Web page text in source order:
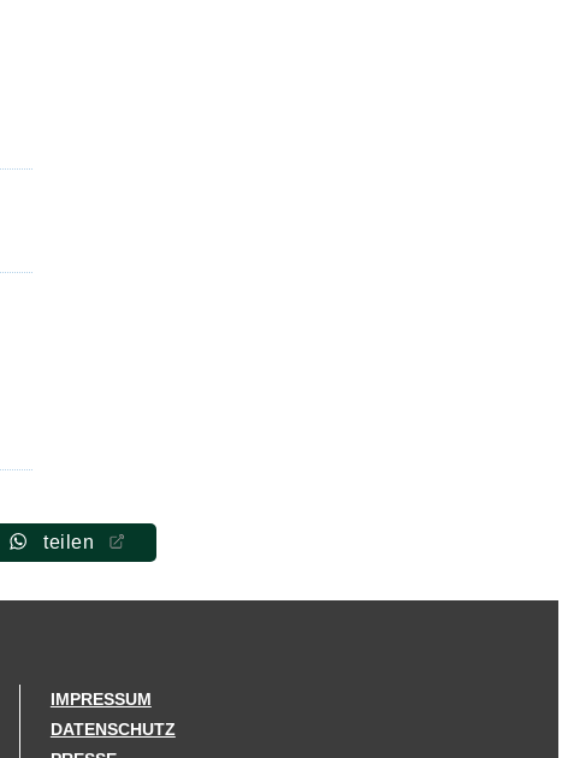
teilen
IMPRESSUM
DATENSCHUTZ